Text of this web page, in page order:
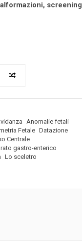
screening
Anomalie fetali
Fetale Datazione
Centrale
gastro-enterico
Lo sceletro